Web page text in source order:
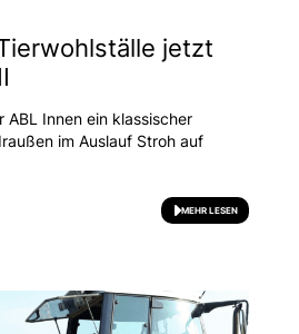
jetzt
ABL Innen ein klassischer
im Auslauf Stroh auf
MEHR LESEN